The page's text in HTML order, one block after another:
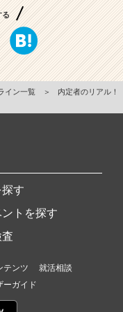
る
イン一覧 ＞
内定者のリアル！
す
トを探す
テンツ
就活相談
ーガイド